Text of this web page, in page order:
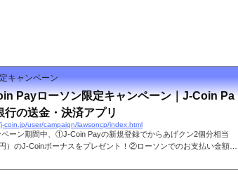
キャンペーン
Payローソン限定キャンペーン｜J-Coin Pa
行の送金・決済アプリ
coin.jp/user/campaign/lawsoncp/index.html
ペーン期間中、①J-Coin Payの新規登録でからあげクン2個分相当
円）のJ-Coinボーナスをプレゼント！②ローソンでのお支払い金額の